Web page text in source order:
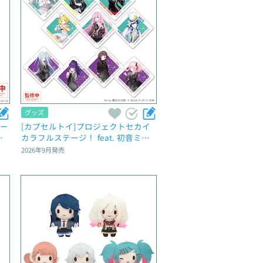
グッズ
[カプセルトイ]プロジェクトセカイ
カラフルステージ！ feat. 初音ミ
ク　カプセルアクリルマグネット
2026年9月発売